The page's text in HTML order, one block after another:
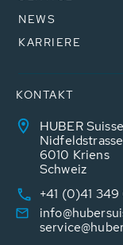
NEWS
KARRIERE
KONTAKT
HUBER
Nidfeldstrasse
6010 Kriens
Schweiz
+41 (0)41